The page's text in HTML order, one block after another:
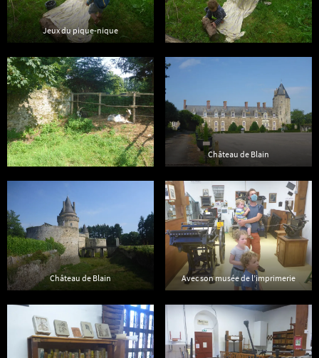
Jeux du pique-nique
Château de Blain
Château de Blain Avec son musée de l’imprimerie